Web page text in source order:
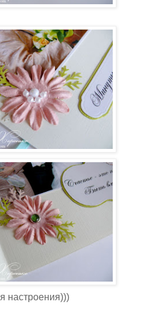
настроения)))